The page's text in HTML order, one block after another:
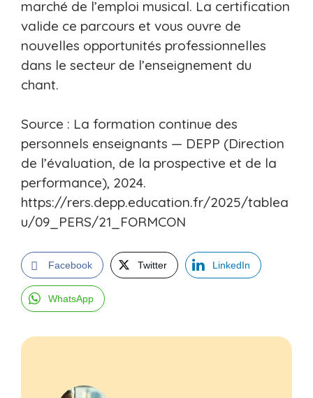
marché de l’emploi musical. La certification
valide ce parcours et vous ouvre de
nouvelles opportunités professionnelles
dans le secteur de l’enseignement du
chant.
Source : La formation continue des
personnels enseignants — DEPP (Direction
de l’évaluation, de la prospective et de la
performance), 2024.
https://rers.depp.education.fr/2025/tablea
u/09_PERS/21_FORMCON
Facebook Twitter LinkedIn
WhatsApp